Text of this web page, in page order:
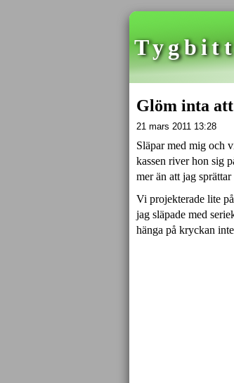
Glöm inta
21 mars 2011 13:28
Släpar med mig och
kassen river hon sig
mer än att jag
Vi projekterade lite
jag släpade med
hänga på kryckan